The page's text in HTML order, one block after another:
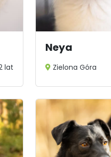
lat
Neya
Zielona Góra